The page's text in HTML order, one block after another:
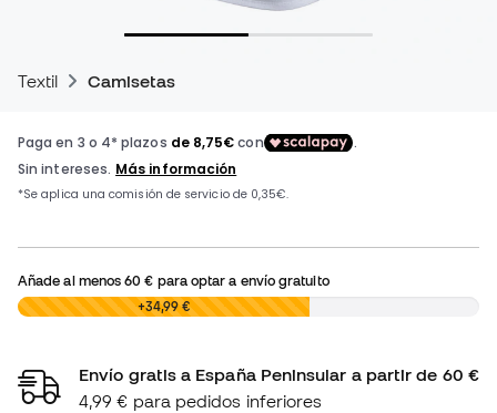
Textil Camisetas
Añade al menos60 € para optar a envío gratuito
0,00 € +34,99 €
Envío gratis a España Peninsular a partir de 60 €
4,99 € para pedidos inferiores